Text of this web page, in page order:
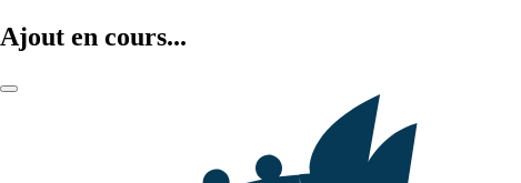
Ajout en cours...